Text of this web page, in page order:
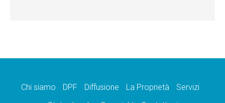
Chi siamo DPF Diffusione La Proprietà
Servizi